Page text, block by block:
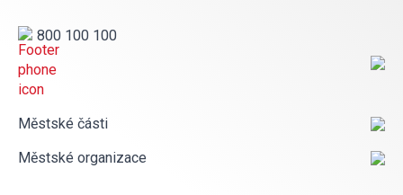
800 100 100
Městské části
Městské organizace